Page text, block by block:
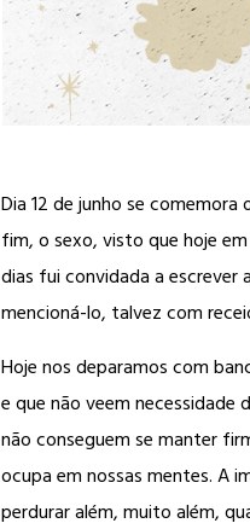
Dia 12 de junho se
fim, o sexo, visto que hoje
dias fui convidada a escrever
mencioná-lo, talvez com
Hoje nos deparamos com
e que não veem
não conseguem se manter
ocupa em nossas mentes. A
perdurar além, muito além,